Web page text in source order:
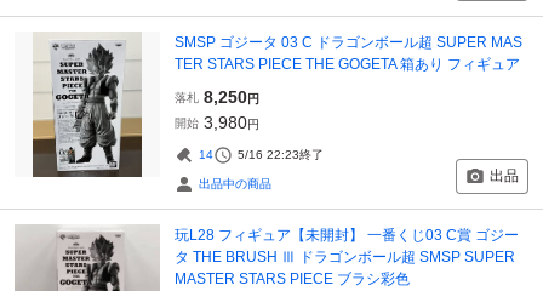
SMSP ゴジータ 03 C ドラゴンボール超 SUPER MAS
TER STARS PIECE THE GOGETA 箱あり フィギュア
落札 8,250円
開始 3,980円
14 5/16 22:23終了
出品中の商品 出品
玩L28 フィギュア【未開封】 一番くじ03 C賞 ゴジー
タ THE BRUSH Ⅲ ドラゴンボール超 SMSP SUPER
MASTER STARS PIECE ブラシ彩色